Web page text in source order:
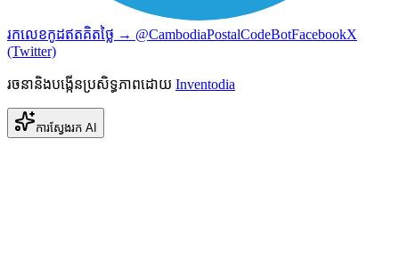
រកលេខកូដឥតគិតថ្លៃ → @CambodiaPostalCodeBotFacebookX
(Twitter)
រចនានិងបង្កើនប្រសិទ្ធភាពដោយ Inventodia
ការស្វែងរក AI